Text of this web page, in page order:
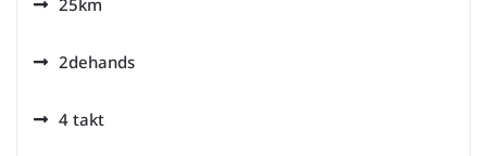
25km
2dehands
4 takt